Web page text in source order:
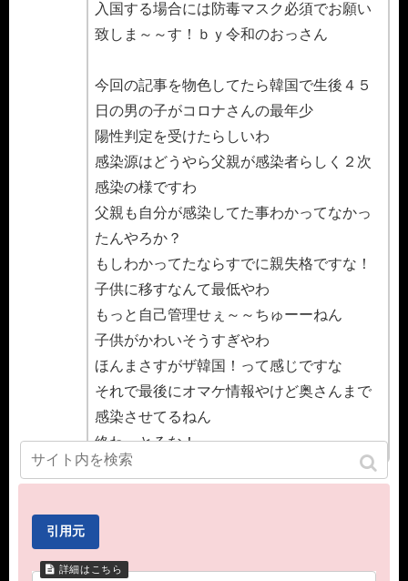
入国する場合には防毒マスク必須でお願い
致しま～～す！ｂｙ令和のおっさん
今回の記事を物色してたら韓国で生後４５
日の男の子がコロナさんの最年少
陽性判定を受けたらしいわ
感染源はどうやら父親が感染者らしく２次
感染の様ですわ
父親も自分が感染してた事わかってなかっ
たんやろか？
もしわかってたならすでに親失格ですな！
子供に移すなんて最低やわ
もっと自己管理せぇ～～ちゅーーねん
子供がかわいそうすぎやわ
ほんまさすがザ韓国！って感じですな
それで最後にオマケ情報やけど奥さんまで
感染させてるねん
終わっとるな！
引用元